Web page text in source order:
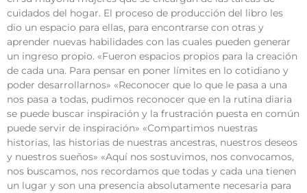
cuidados del hogar. El proceso de producción del libro les
dio un espacio para ellas, para encontrarse con otras y
aprender nuevas habilidades con las cuales pueden generar
un ingreso propio. «Fueron espacios propios para la creación
de cada una. Para pensar en poner límites en lo cotidiano y
poder desarrollarnos» «Reconocer que lo que le pasa a una
nos pasa a todas, pudimos reconocer que en la rutina diaria
se puede buscar inspiración y la frustración puesta en común
puede servir de inspiración» «Compartimos nuestras
historias, las historias de nuestras ancestras, nuestros deseos
y nuestros sueños» «Aquí nos sostuvimos, nos convocamos,
nos buscamos, nos recordamos que todas y cada una tienen
un lugar y son una presencia absolutamente necesaria para